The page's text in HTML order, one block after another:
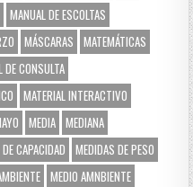
MANUAL DE ESCOLTAS
MÁSCARAS
MATEMÁTICAS
DE CONSULTA
MATERIAL INTERACTIVO
MEDIA MEDIANA
CAPACIDAD
MEDIDAS DE PESO
MEDIO AMNBIENTE